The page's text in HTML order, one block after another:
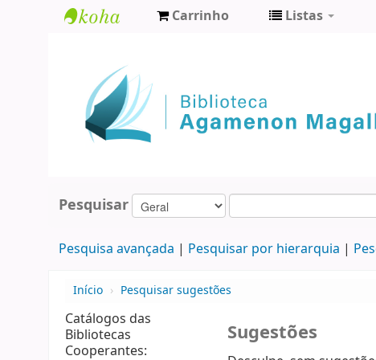
Agamenon
Magalhães
Carrinho Listas
Pesquisar
Pesquisa avançada Pesquisar por hierarquia
Início › Pesquisar sugestões
Catálogos das
Bibliotecas
Cooperantes:
Sugestões